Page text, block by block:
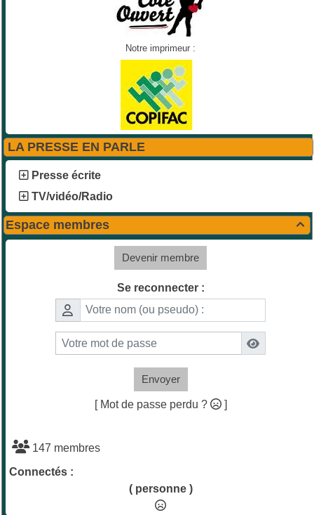
Notre imprimeur :
LA PRESSE EN PARLE
Presse écrite
TV/vidéo/Radio

Espace membres
Devenir membre
Se reconnecter :
Envoyer
[ Mot de passe perdu ? ]
147 membres
Connectés :
( personne )